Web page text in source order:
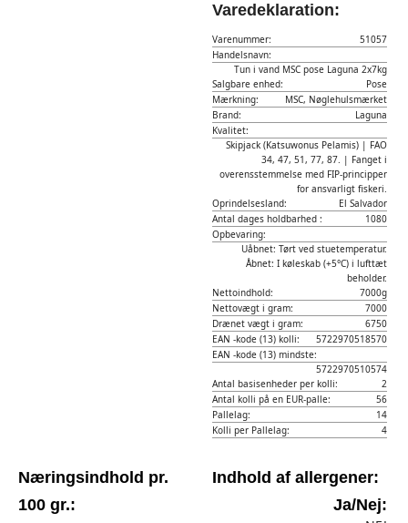
Varedeklaration:
Varenummer:
51057
Handelsnavn:
Tun i vand MSC pose Laguna 2x7kg
Salgbare enhed:
Pose
Mærkning:
MSC, Nøglehulsmærket
Brand:
Laguna
Kvalitet:
Skipjack (Katsuwonus Pelamis) | FAO
34, 47, 51, 77, 87. | Fanget i
overensstemmelse med FIP-principper
for ansvarligt fiskeri.
Oprindelsesland:
El Salvador
Antal dages holdbarhed :
1080
Opbevaring:
Uåbnet: Tørt ved stuetemperatur.
Åbnet: I køleskab (+5°C) i lufttæt
beholder.
Nettoindhold:
7000g
Nettovægt i gram:
7000
Drænet vægt i gram:
6750
EAN -kode (13) kolli:
5722970518570
EAN -kode (13) mindste:
5722970510574
Antal basisenheder per kolli:
2
Antal kolli på en EUR-palle:
56
Pallelag:
14
Kolli per Pallelag:
4
Næringsindhold pr.
100 gr.:
Indhold af allergener:
Ja/Nej: